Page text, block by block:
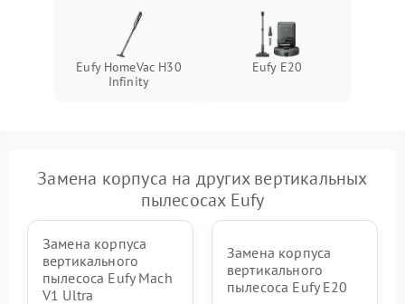
Поломка системы защиты
Повреждение системы
защиты от короткого
Eufy HomeVac H30
Infinity
Eufy E20
Замена корпуса на других вертикальных
пылесосах Eufy
Замена корпуса
вертикального
пылесоса Eufy Mach
V1 Ultra
Замена корпуса
вертикального
пылесоса Eufy E20